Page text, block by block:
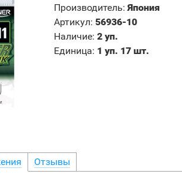
Производитель: Япония
Артикул: 56936-10
Наличие: 2 уп.
Единица: 1 уп. 17 шт.
Отзывы